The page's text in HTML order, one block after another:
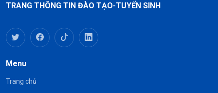
TRANG THÔNG TIN ĐÀO TẠO-TUYỂN SINH
Menu
Trang chủ